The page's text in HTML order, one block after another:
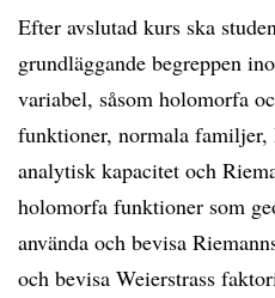
Efter avslutad kurs ska
grundläggande begreppen
variabel, såsom holomorfa
funktioner, normala familjer,
analytisk kapacitet och
holomorfa funktioner som
använda och bevisa
och bevisa Weierstrass